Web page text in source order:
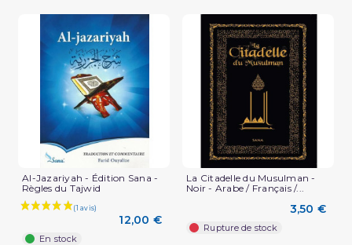
(1 avis)
Al-Jazariyah - Édition Sana -
Règles du Tajwid
12,00 €
En stock
La Citadelle du Musulman -
Noir - Arabe / Français /...
3,50 €
Rupture de stock